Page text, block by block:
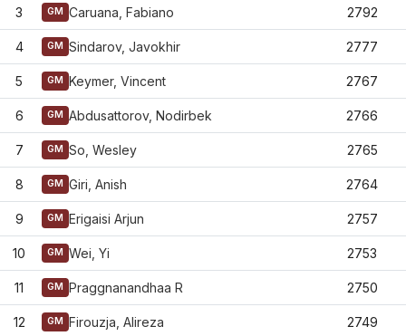
3 GM Caruana, Fabiano 2792
4 GM Sindarov, Javokhir 2777
5 GM Keymer, Vincent 2767
6 GM Abdusattorov, Nodirbek 2766
7 GM So, Wesley 2765
8 GM Giri, Anish 2764
9 GM Erigaisi Arjun 2757
10 GM Wei, Yi 2753
11 GM Praggnanandhaa R 2750
12 GM Firouzja, Alireza 2749